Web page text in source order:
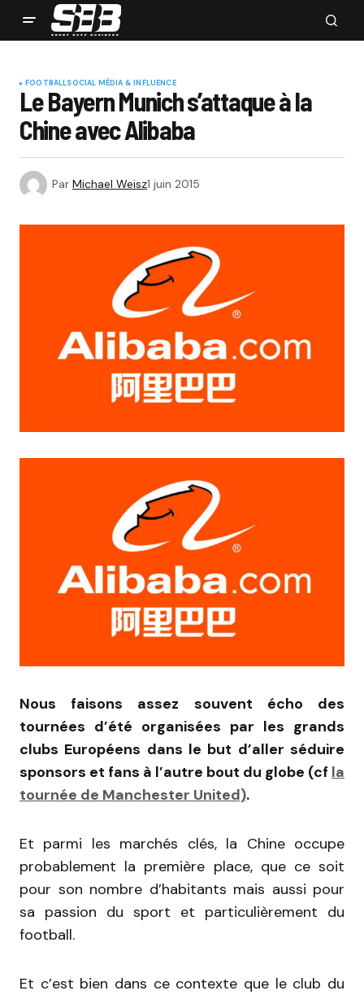
FOOTBALLSOCIAL MÉDIA & INFLUENCE
Le Bayern Munich s’attaque à la
Chine avec Alibaba
Par Michael Weisz1 juin 2015
Nous faisons assez souvent écho des
tournées d’été organisées par les grands
clubs Européens dans le but d’aller séduire
sponsors et fans à l’autre bout du globe (cf la
tournée de Manchester United).
Et parmi les marchés clés, la Chine occupe
probablement la première place, que ce soit
pour son nombre d’habitants mais aussi pour
sa passion du sport et particulièrement du
football.
Et c’est bien dans ce contexte que le club du